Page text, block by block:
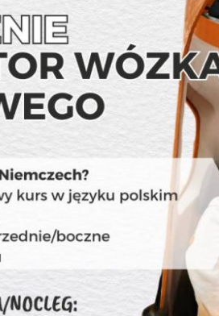
system opieki
Migranci mogą skorzystać z
ubezpieczycieli, w
społeczne skupiające
oraz organizują
takich zasobów może pomóc w
i
: